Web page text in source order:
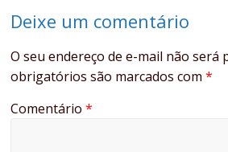
Deixe um comentário
O seu endereço de e-mail não será
obrigatórios são marcados com*
Comentário*